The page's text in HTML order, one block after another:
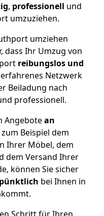
, professionell und
umzuziehen.
umziehen
dass Ihr Umzug von
reibungslos und
Netzwerk
Beiladung nach
professionell.
Angebotean
zum Beispiel dem
Ihrer Möbel, dem
dem Versand Ihrer
können Sie sicher
bei Ihnen in